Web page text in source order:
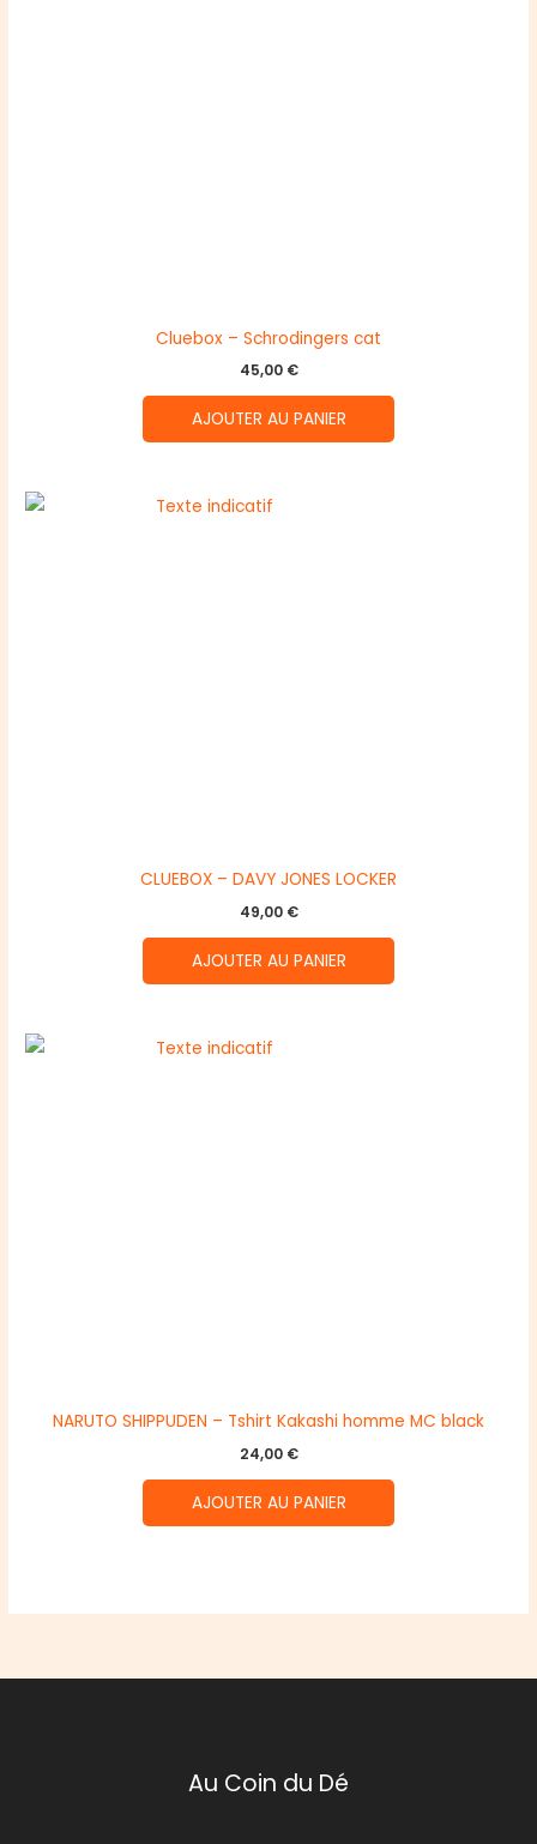
Cluebox – Schrodingers cat
45,00 €
AJOUTER AU PANIER
CLUEBOX – DAVY JONES LOCKER
49,00 €
AJOUTER AU PANIER
NARUTO SHIPPUDEN – Tshirt Kakashi homme MC black
24,00 €
AJOUTER AU PANIER
Au Coin du Dé